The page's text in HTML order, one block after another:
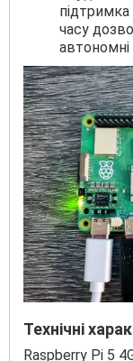
часу
автономні
Технічні
Raspberry Pi 5